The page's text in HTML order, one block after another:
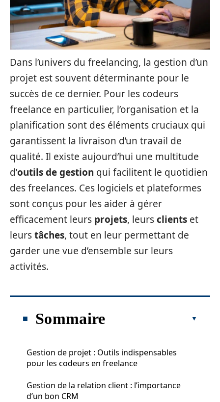
Dans l’univers du freelancing, la gestion d’un
projet est souvent déterminante pour le
succès de ce dernier. Pour les codeurs
freelance en particulier, l’organisation et la
planification sont des éléments cruciaux qui
garantissent la livraison d’un travail de
qualité. Il existe aujourd’hui une multitude
d’outils de gestion qui facilitent le quotidien
des freelances. Ces logiciels et plateformes
sont conçus pour les aider à gérer
efficacement leurs projets, leursclients et
leurstâches, tout en leur permettant de
garder une vue d’ensemble sur leurs
activités.
Sommaire
Gestion de projet : Outils indispensables
pour les codeurs en freelance
Gestion de la relation client : l’importance
d’un bon CRM